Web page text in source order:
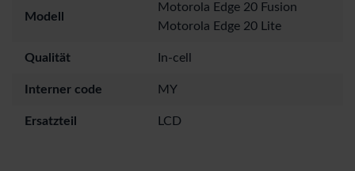
Modell
Motorola Edge 20 Fusion
Motorola Edge 20 Lite
Qualität In-cell
Interner code MY
Ersatzteil LCD